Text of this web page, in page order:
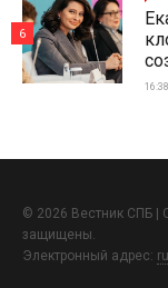
6
© 2026 Вестник СПБ |
защищены.
Электронный адрес: